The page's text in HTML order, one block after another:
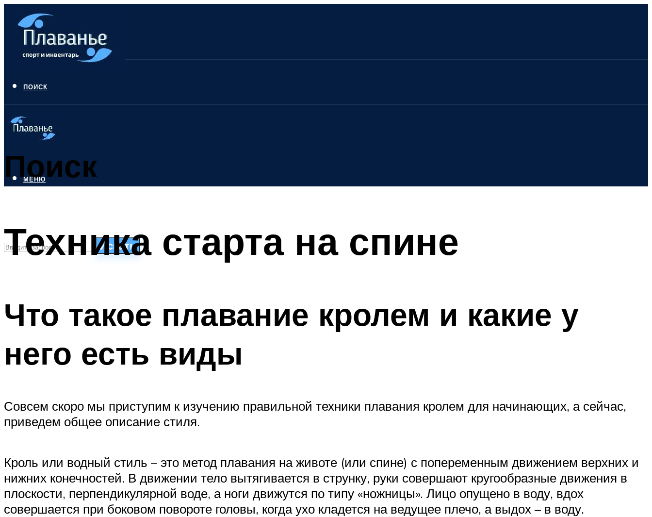
ПОИСК
Поиск
Искать
БАССЕЙН ДЛЯ ДОМА
МЕНЮ
МЕНЮ
Техника старта на спине
Что такое плавание кролем и какие у
него есть виды
Совсем скоро мы приступим к изучению правильной техники плавания кролем для начинающих, а сейчас,
приведем общее описание стиля.
Кроль или водный стиль – это метод плавания на животе (или спине) с попеременным движением верхних и
нижних конечностей. В движении тело вытягивается в струнку, руки совершают кругообразные движения в
плоскости, перпендикулярной воде, а ноги движутся по типу «ножницы». Лицо опущено в воду, вдох
совершается при боковом повороте головы, когда ухо кладется на ведущее плечо, а выдох – в воду.